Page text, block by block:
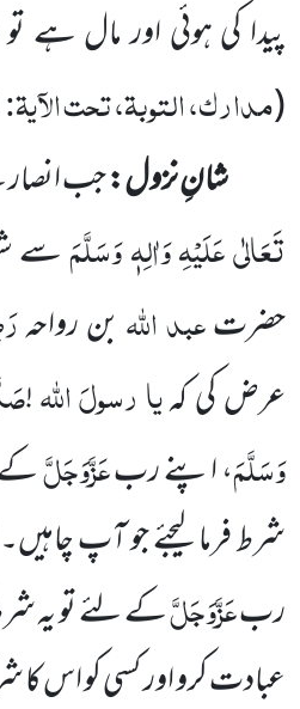
پیدا کیہوئی اور مال ہے تو
(مدارک، التوبۃ، تحت الآیۃ:
شانِ نزول:جب
تَعَالٰی عَلَیْہِ وَاٰلِہٖ وَسَلَّمَسے
حضرتعبد اللہبن رواحہ
عرض کی کہیارسولَاللہ!
وَسَلَّمَ، اپنے ربعَزَّوَجَلَّ
شرط فرما لیجئے جو آپ چاہیں۔
ربعَزَّوَجَلَّکے لئے تو یہ
عبادت کرو اور کسی کو اس کا